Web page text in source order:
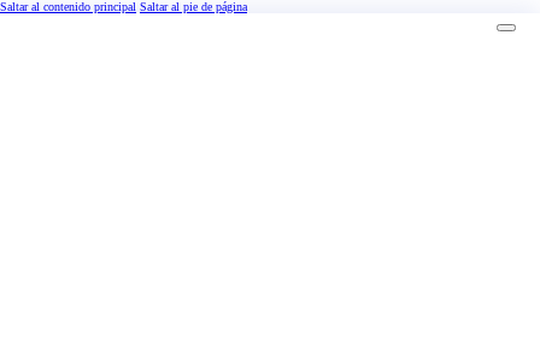
Saltar al contenido principal Saltar al pie de página